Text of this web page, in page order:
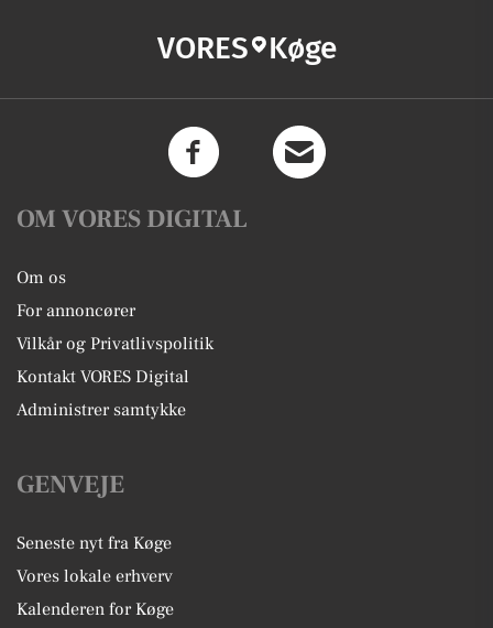
VORES Køge
OM VORES DIGITAL
Om os
For annoncører
Vilkår og Privatlivspolitik
Kontakt VORES Digital
Administrer samtykke
GENVEJE
Seneste nyt fra Køge
Vores lokale erhverv
Kalenderen for Køge